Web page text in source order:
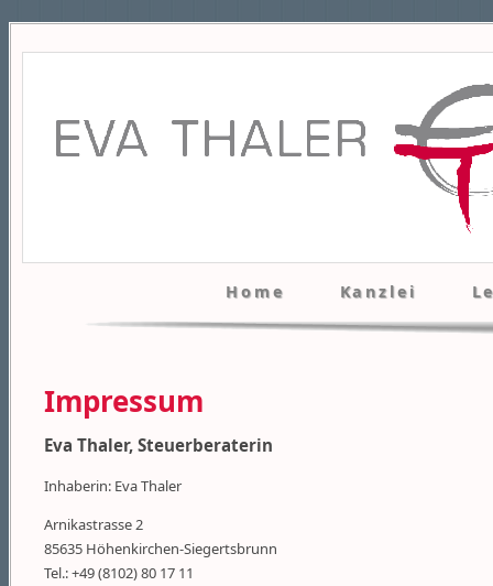
Home Kanzlei
Impressum
Eva Thaler, Steuerberaterin
Inhaberin: Eva Thaler
Arnikastrasse 2
85635 Höhenkirchen-Siegertsbrunn
Tel.: +49 (8102) 80 17 11